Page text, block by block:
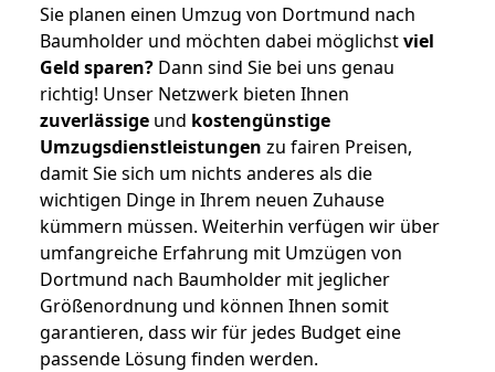
Sie planen einen Umzug von Dortmund nach
Baumholder und möchten dabei möglichstviel
Geld sparen? Dann sind Sie bei uns genau
richtig! Unser Netzwerk bieten Ihnen
zuverlässige und kostengünstige
Umzugsdienstleistungen zu fairen Preisen,
damit Sie sich um nichts anderes als die
wichtigen Dinge in Ihrem neuen Zuhause
kümmern müssen. Weiterhin verfügen wir über
umfangreiche Erfahrung mit Umzügen von
Dortmund nach Baumholder mit jeglicher
Größenordnung und können Ihnen somit
garantieren, dass wir für jedes Budget eine
passende Lösung finden werden.